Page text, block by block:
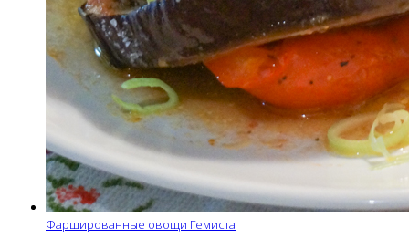
Фаршированные овощи Гемиста